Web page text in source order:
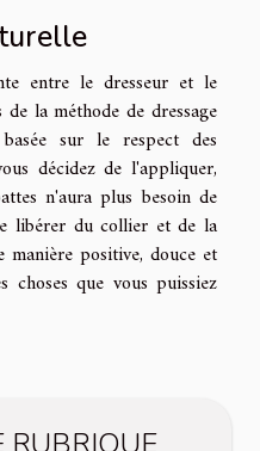
entre le dresseur et le
la méthode de dressage
sur le respect des
décidez de l'appliquer,
n'aura plus besoin de
libérer du collier et de la
manière positive, douce et
choses que vous puissiez
RUBRIQUE